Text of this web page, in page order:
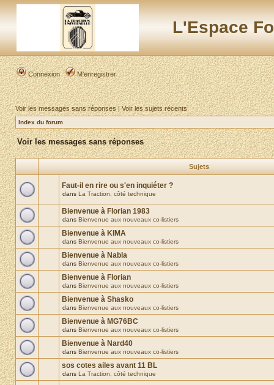
L'Espace
Connexion M’enregistrer
Voir les messages sans réponses|Voir les sujets récents
Index du forum
Voir les messages sans réponses
Sujets
Faut-il en rire ou s'en inquiéter ?
dans La Traction, côté technique
Bienvenue à Florian 1983
dans Bienvenue aux nouveaux co-listiers
Bienvenue à KIMA
dans Bienvenue aux nouveaux co-listiers
Bienvenue à Nabla
dans Bienvenue aux nouveaux co-listiers
Bienvenue à Florian
dans Bienvenue aux nouveaux co-listiers
Bienvenue à Shasko
dans Bienvenue aux nouveaux co-listiers
Bienvenue à MG76BC
dans Bienvenue aux nouveaux co-listiers
Bienvenue à Nard40
dans Bienvenue aux nouveaux co-listiers
sos cotes ailes avant 11 BL
dans La Traction, côté technique